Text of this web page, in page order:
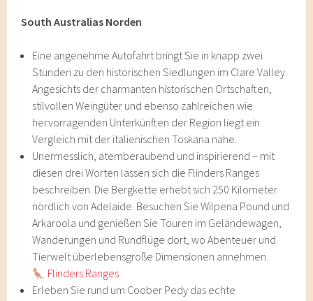
South Australias Norden
Eine angenehme Autofahrt bringt Sie in knapp zwei
Stunden zu den historischen Siedlungen im Clare Valley.
Angesichts der charmanten historischen Ortschaften,
stilvollen Weingüter und ebenso zahlreichen wie
hervorragenden Unterkünften der Region liegt ein
Vergleich mit der italienischen Toskana nahe.
Unermesslich, atemberaubend und inspirierend – mit
diesen drei Worten lassen sich die Flinders Ranges
beschreiben. Die Bergkette erhebt sich 250 Kilometer
nördlich von Adelaide. Besuchen Sie Wilpena Pound und
Arkaroola und genießen Sie Touren im Geländewagen,
Wanderungen und Rundflüge dort, wo Abenteuer und
Tierwelt überlebensgroße Dimensionen annehmen.
Flinders Ranges
Erleben Sie rund um Coober Pedy das echte